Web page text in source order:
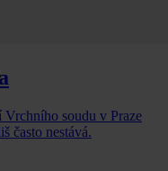
soudu v Praze
často nestává.